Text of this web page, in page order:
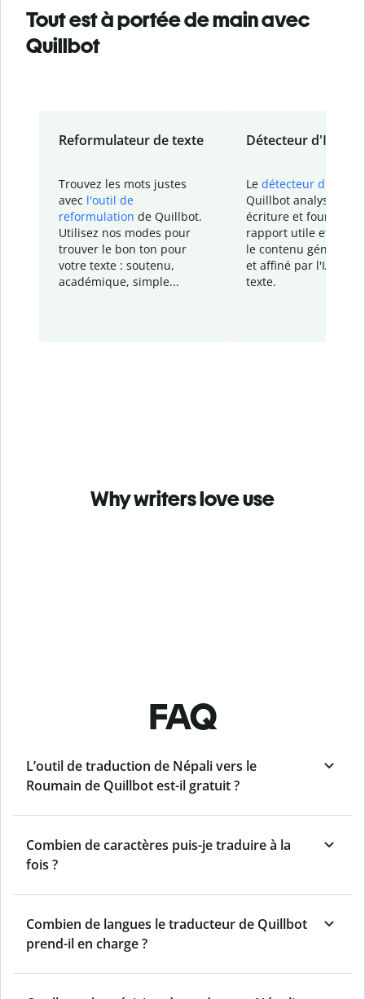
Tout est à portée de main avec
Quillbot
Reformulateur de texte
Trouvez les mots justes
avec l'outil de
reformulation de Quillbot.
Utilisez nos modes pour
trouver le bon ton pour
votre texte : soutenu,
académique, simple...
Détecteur d'IA
Le détecteur d'IA
Quillbot analyse votre
écriture et fournit un
rapport utile et
le contenu généré
et affiné par l'IA
texte.
Why writers love use
FAQ
L’outil de traduction de Népali vers le
Roumain de Quillbot est-il gratuit ?
Combien de caractères puis-je traduire à la
fois ?
Combien de langues le traducteur de Quillbot
prend-il en charge ?